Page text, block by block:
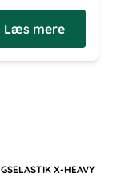
Læs mere
X-HEAVY